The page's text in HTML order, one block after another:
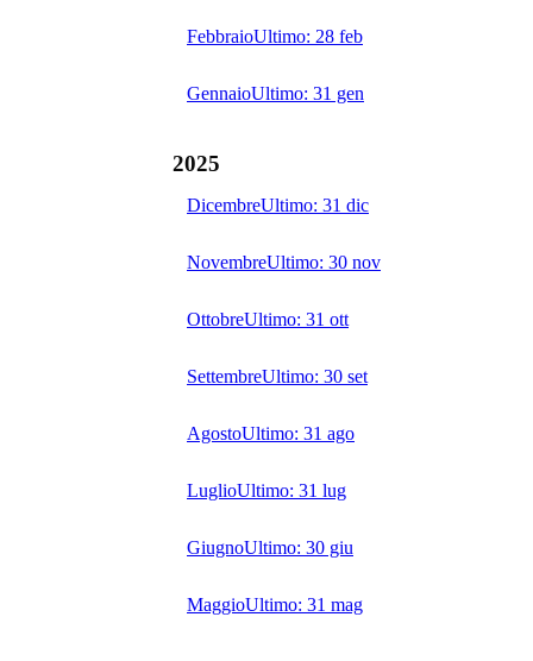
FebbraioUltimo: 28 feb
GennaioUltimo: 31 gen
2025
DicembreUltimo: 31 dic
NovembreUltimo: 30 nov
OttobreUltimo: 31 ott
SettembreUltimo: 30 set
AgostoUltimo: 31 ago
LuglioUltimo: 31 lug
GiugnoUltimo: 30 giu
MaggioUltimo: 31 mag